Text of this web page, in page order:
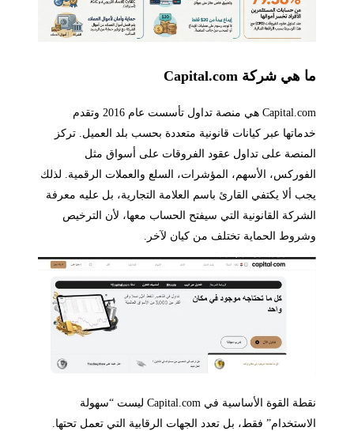
ما هي شركة Capital.com
Capital.com هي منصة تداول تأسست عام 2016 وتقدم
خدماتها عبر كيانات قانونية متعددة بحسب بلد العميل. تركز
المنصة على تداول عقود الفروقات على أسواق مثل
الفوركس، الأسهم، المؤشرات، السلع والعملات الرقمية. لذلك
يجب ألا يكتفي القارئ باسم العلامة التجارية، بل عليه معرفة
الشركة القانونية التي سيفتح الحساب معها، لأن الترخيص
وشروط الحماية تختلف من كيان لآخر.
نقطة القوة الأساسية في Capital.com ليست “سهولة
الاستخدام” فقط، بل تعدد الجهات الرقابية التي تعمل تحتها.